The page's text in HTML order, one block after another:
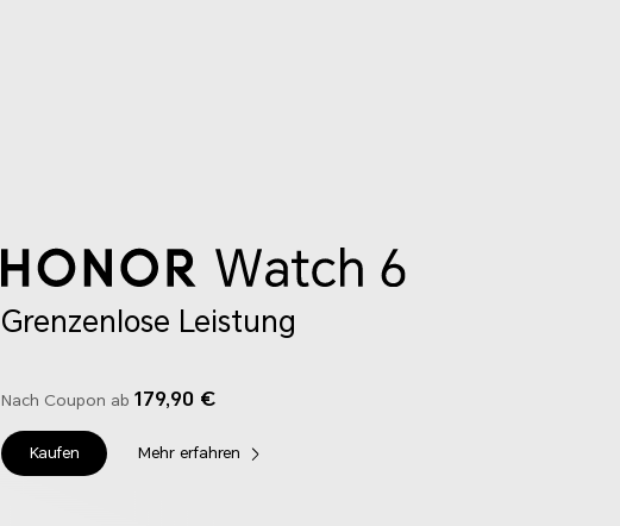
Grenzenlose Leistung
Nach Coupon ab 179,90 €
Kaufen Mehr erfahren